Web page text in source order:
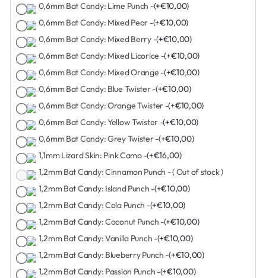
0,6mm Bat Candy: Lime Punch -(+€10,00)
0,6mm Bat Candy: Mixed Pear -(+€10,00)
0,6mm Bat Candy: Mixed Berry -(+€10,00)
0,6mm Bat Candy: Mixed Licorice -(+€10,00)
0,6mm Bat Candy: Mixed Orange -(+€10,00)
0,6mm Bat Candy: Blue Twister -(+€10,00)
0,6mm Bat Candy: Orange Twister -(+€10,00)
0,6mm Bat Candy: Yellow Twister -(+€10,00)
0,6mm Bat Candy: Grey Twister -(+€10,00)
1,1mm Lizard Skin: Pink Camo -(+€16,00)
1,2mm Bat Candy: Cinnamon Punch - ( Out of stock )
1,2mm Bat Candy: Island Punch -(+€10,00)
1,2mm Bat Candy: Cola Punch -(+€10,00)
1,2mm Bat Candy: Coconut Punch -(+€10,00)
1,2mm Bat Candy: Vanilla Punch -(+€10,00)
1,2mm Bat Candy: Blueberry Punch -(+€10,00)
1,2mm Bat Candy: Passion Punch -(+€10,00)